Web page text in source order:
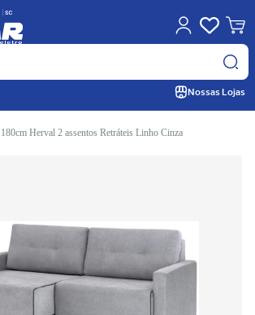
Nossas Lojas
Herval 2 assentos Retráteis Linho Cinza